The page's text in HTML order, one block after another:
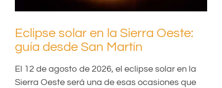
Eclipse solar en la Sierra Oeste:
guía desde San Martín
El 12 de agosto de 2026, el eclipse solar en la
Sierra Oeste será una de esas ocasiones que